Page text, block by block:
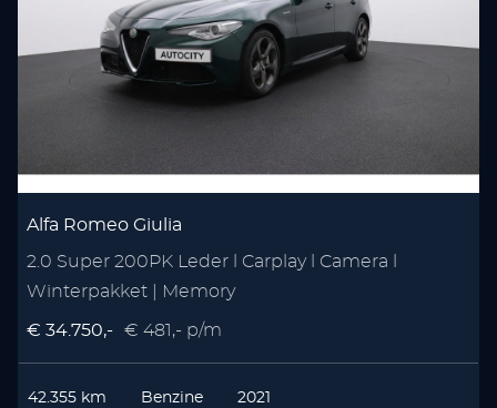
Alfa Romeo Giulia
2.0 Super 200PK Leder l Carplay l Camera l
Winterpakket | Memory
€ 34.750,- € 481,- p/m
42.355 km Benzine 2021